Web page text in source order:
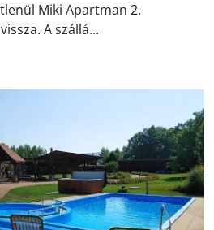
Miki Apartman 2.
A szállá...